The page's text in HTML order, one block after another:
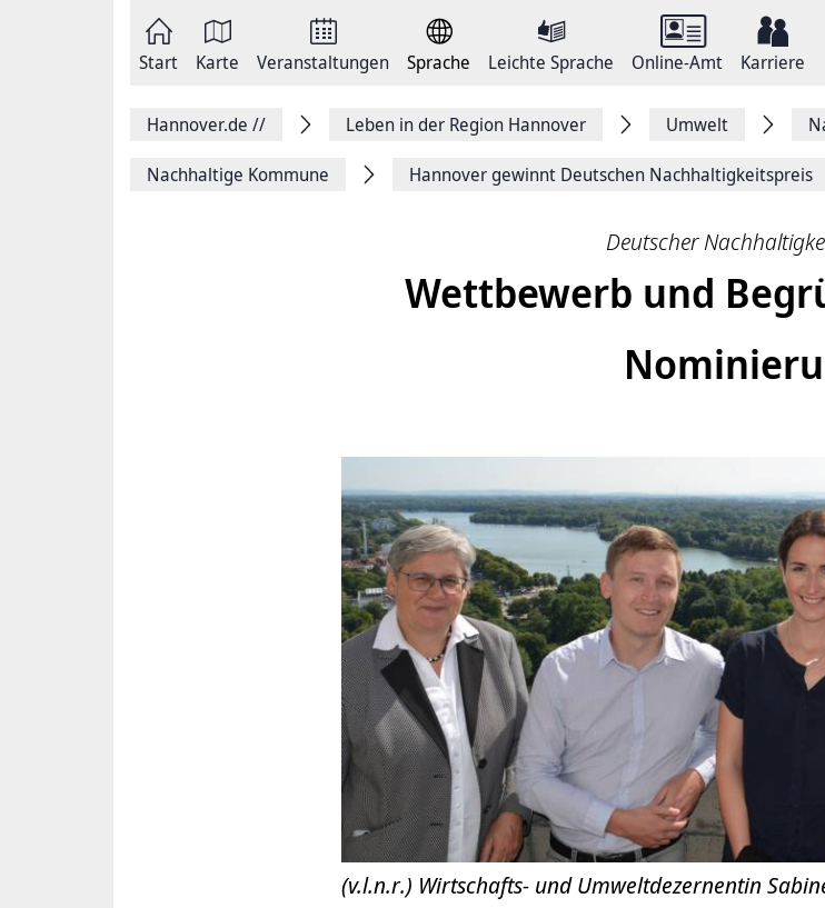
Start Karte Veranstaltungen Sprache Leichte Sprache Online-Amt Karriere
Hannover.de // Leben in der Region Hannover Umwelt
Nachhaltige Kommune Hannover gewinnt Deutschen Nachhaltigkeitspreis
Deutscher
Wettbewerb und
(v.l.n.r.) Wirtschafts- und Umweltdezernentin